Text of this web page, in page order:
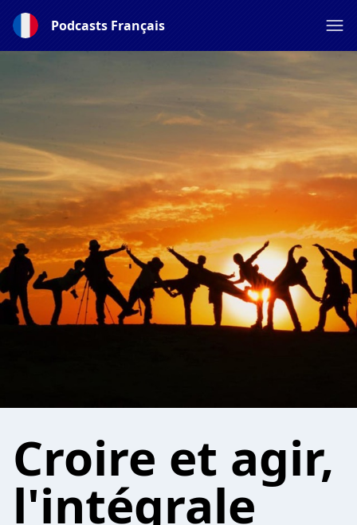
Podcasts Français
Croire et agir,
l'intégrale